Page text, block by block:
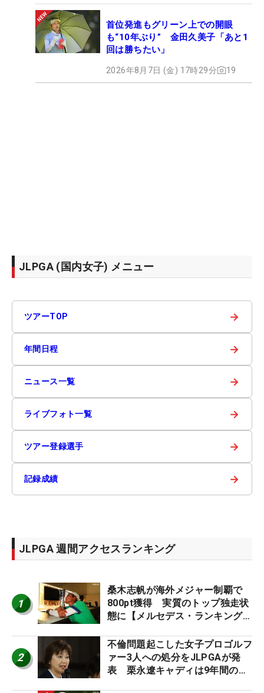
首位発進もグリーン上での開眼
も“10年ぶり” 金田久美子「あと1
回は勝ちたい」
2026年8月7日 (金) 17時29分 19
JLPGA (国内女子) メニュー
ツアーTOP →
年間日程 →
ニュース一覧 →
ライブフォト一覧 →
ツアー登録選手 →
記録成績 →
JLPGA 週間アクセスランキング
1
桑木志帆が海外メジャー制覇で
800pt獲得 実質のトップ独走状
態に【メルセデス・ランキング番
2
不倫問題起こした女子プロゴルフ
ァー3人への処分をJLPGAが発
表 栗永遼キャディは9年間の立